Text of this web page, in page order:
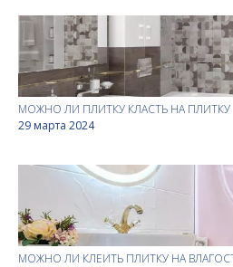
МОЖНО ЛИ ПЛИТКУ КЛАСТЬ НА ПЛИТКУ
29 марта 2024
МОЖНО ЛИ КЛЕИТЬ ПЛИТКУ НА